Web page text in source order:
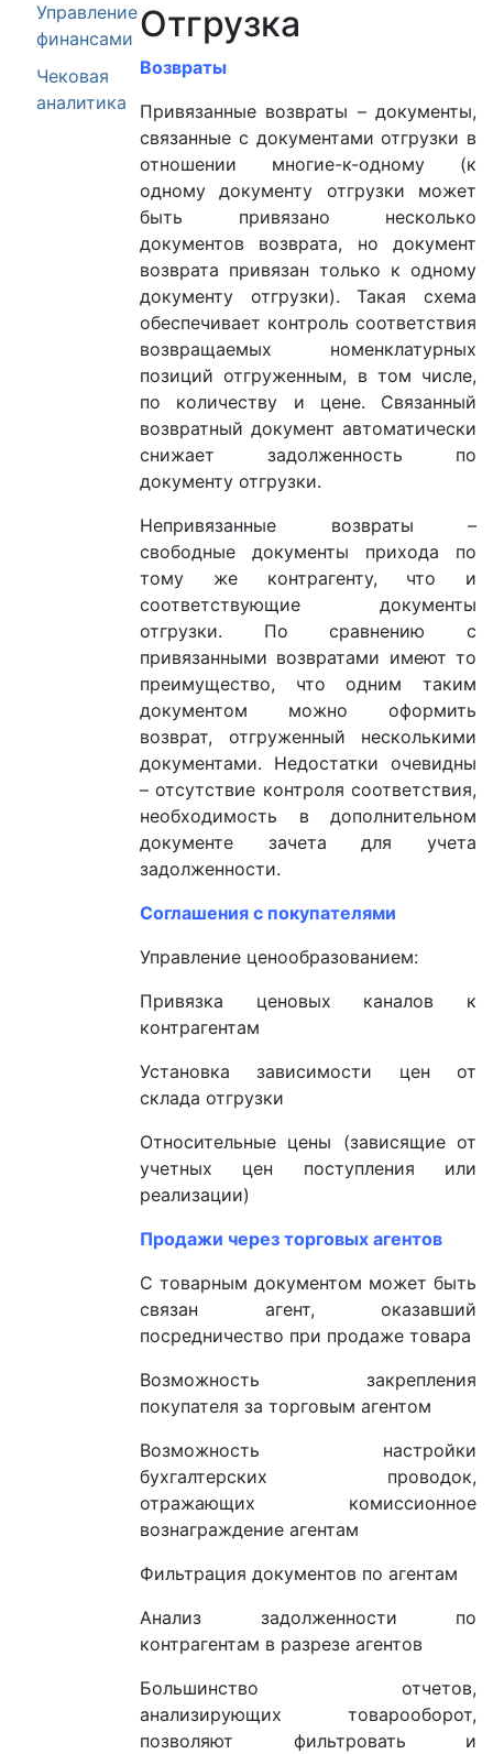
Управление
финансами
Чековая
аналитика
Отгрузка
Возвраты
Привязанные возвраты – документы,
связанные с документами отгрузки в
отношении многие-к-одному (к
одному документу отгрузки может
быть привязано несколько
документов возврата, но документ
возврата привязан только к одному
документу отгрузки). Такая схема
обеспечивает контроль соответствия
возвращаемых номенклатурных
позиций отгруженным, в том числе,
по количеству и цене. Связанный
возвратный документ автоматически
снижает задолженность по
документу отгрузки.
Непривязанные возвраты –
свободные документы прихода по
тому же контрагенту, что и
соответствующие документы
отгрузки. По сравнению с
привязанными возвратами имеют то
преимущество, что одним таким
документом можно оформить
возврат, отгруженный несколькими
документами. Недостатки очевидны
– отсутствие контроля соответствия,
необходимость в дополнительном
документе зачета для учета
задолженности.
Соглашения с покупателями
Управление ценообразованием:
Привязка ценовых каналов к
контрагентам
Установка зависимости цен от
склада отгрузки
Относительные цены (зависящие от
учетных цен поступления или
реализации)
Продажи через торговых агентов
С товарным документом может быть
связан агент, оказавший
посредничество при продаже товара
Возможность закрепления
покупателя за торговым агентом
Возможность настройки
бухгалтерских проводок,
отражающих комиссионное
вознаграждение агентам
Фильтрация документов по агентам
Анализ задолженности по
контрагентам в разрезе агентов
Большинство отчетов,
анализирующих товарооборот,
позволяют фильтровать и